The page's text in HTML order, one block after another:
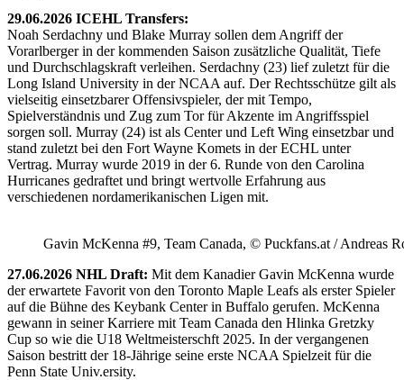
29.06.2026 ICEHL Transfers:
Noah Serdachny und Blake Murray sollen dem Angriff der
Vorarlberger in der kommenden Saison zusätzliche Qualität, Tiefe
und Durchschlagskraft verleihen. Serdachny (23) lief zuletzt für die
Long Island University in der NCAA auf. Der Rechtsschütze gilt als
vielseitig einsetzbarer Offensivspieler, der mit Tempo,
Spielverständnis und Zug zum Tor für Akzente im Angriffsspiel
sorgen soll. Murray (24) ist als Center und Left Wing einsetzbar und
stand zuletzt bei den Fort Wayne Komets in der ECHL unter
Vertrag. Murray wurde 2019 in der 6. Runde von den Carolina
Hurricanes gedraftet und bringt wertvolle Erfahrung aus
verschiedenen nordamerikanischen Ligen mit.
Gavin McKenna #9, Team Canada, © Puckfans.at / Andreas
27.06.2026 NHL Draft: Mit dem Kanadier Gavin McKenna wurde
der erwartete Favorit von den Toronto Maple Leafs als erster Spieler
auf die Bühne des Keybank Center in Buffalo gerufen. McKenna
gewann in seiner Karriere mit Team Canada den Hlinka Gretzky
Cup so wie die U18 Weltmeisterschft 2025. In der vergangenen
Saison bestritt der 18-Jährige seine erste NCAA Spielzeit für die
Penn State Univ.ersity.